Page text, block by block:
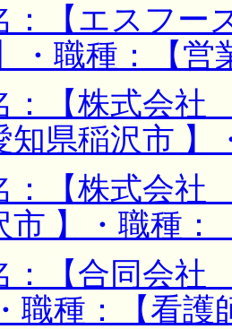
：【エスフー
・職種：【営
：【株式会
知県稲沢市 】
：【株式会社
市 】・職種：
：【合同会社
職種：【看護